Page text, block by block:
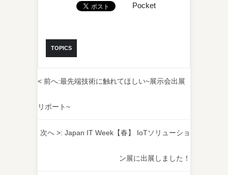
Pocket
TOPICS
< 前へ:最先端技術に触れてほしい~展示会出展
リポート~
次へ >: Japan IT Week【春】 IoTソリューショ
ン展に出展しました！